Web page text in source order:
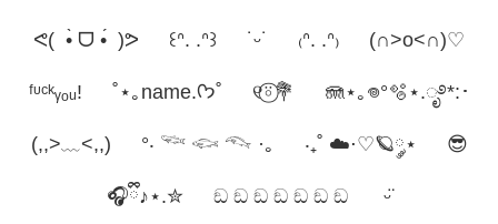
ᕙ( •̀ ᗜ •́ )ᕗ ꒰ᐢ. .ᐢ꒱ ˙ᵕ˙ ₍ᐢ. .ᐢ₎ (∩˃o˂∩)♡
ᶠᶸᶜᵏᵧₒᵤ! ˚⋆｡name.ᡣ𐭩˚ ୧⍤⃝💐 🪼⋆｡𖦹°🫧⋆.ೃ࿔*:･
(,,>﹏<,,) °‧ 𓆝 𓆟 𓆞 ·｡ ‧₊˚ ☁️⋅♡🪐༘⋆ 😎
🎧ྀི♪⋆.✮ ඞ ඞ ඞ ඞ ඞ ඞ ඞ ㅤ ᵕ̈